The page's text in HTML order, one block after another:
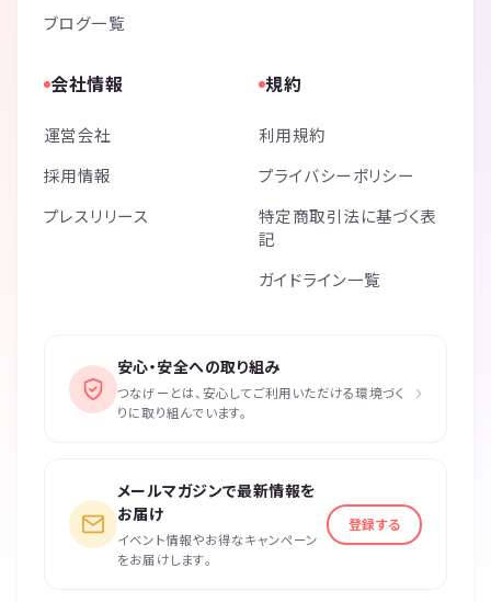
ブログ一覧
会社情報
運営会社
採用情報
プレスリリース
規約
利用規約
プライバシーポリシー
特定商取引法に基づく表
記
ガイドライン一覧
安心・安全への取り組み
つなげーとは、安心してご利用いただける環境づく
りに取り組んでいます。
›
メールマガジンで最新情報を
お届け
イベント情報やお得なキャンペーン
をお届けします。
登録する